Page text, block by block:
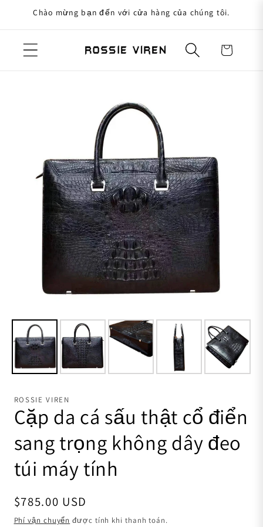
đến nội dung
Chào mừng bạn đến với cửa hàng của chúng tôi.
Giỏ hàng
ROSSIE VIREN
Cặp da cá sấu thật cổ điển
sang trọng không dây đeo
túi máy tính
Giá thông thường
$785.00 USD
Phí vận chuyển được tính khi thanh toán.